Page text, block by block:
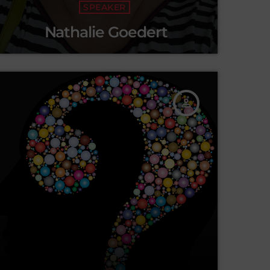
SPEAKER
Nathalie Goedert
person_outline